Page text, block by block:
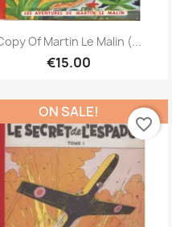
Quick view
Of Martin Le Malin (...
€15.00
ON SALE!
favorite_border